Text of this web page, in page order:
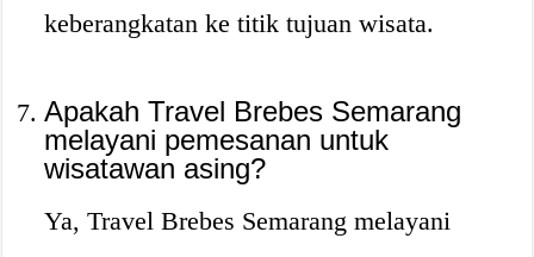
keberangkatan ke titik tujuan wisata.
Apakah Travel Brebes Semarang
melayani pemesanan untuk
wisatawan asing?
Ya, Travel Brebes Semarang melayani